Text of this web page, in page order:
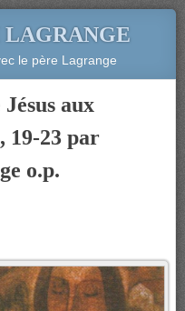
le père Lagrange
aux
19-23 par
o.p.